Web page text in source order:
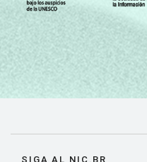
SIGA AL NIC.BR